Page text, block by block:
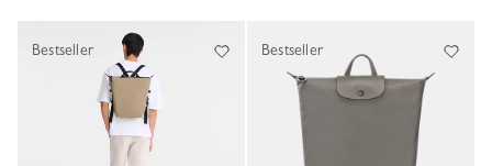
Bestseller Bestseller